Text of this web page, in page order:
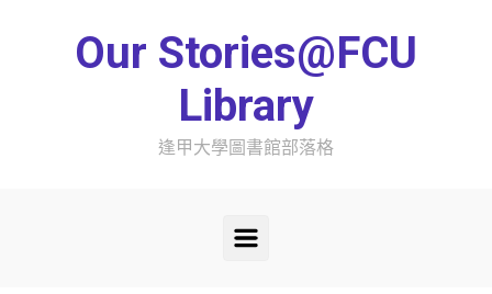
Our Stories@FCU
Library
逢甲大學圖書館部落格